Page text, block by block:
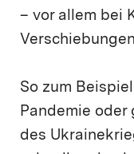
– vor allem bei
So zum
Pandemie oder
des